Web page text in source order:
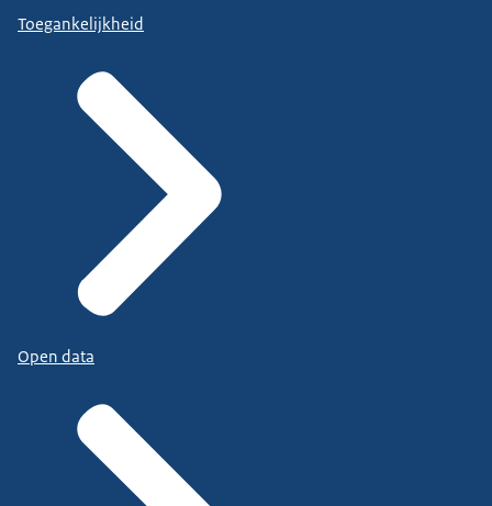
Toegankelijkheid
Open data